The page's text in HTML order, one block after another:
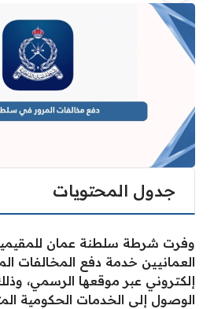
جدول المحتويات
وفرت شرطة سلطنة عمان
العمانيين خدمة دفع المخالفات
إلكتروني عبر موقعها الرسمي،
الوصول إلى الخدمات الحكومية